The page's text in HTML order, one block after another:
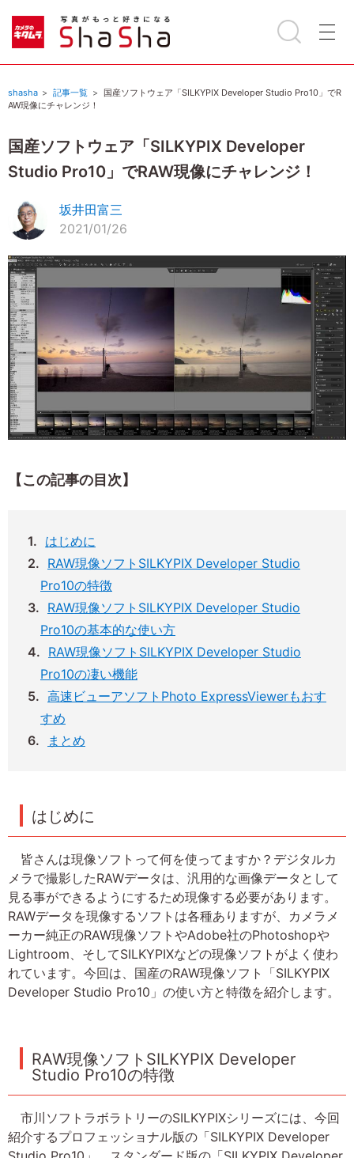
shasha 記事一覧
国産ソフトウェア「SILKYPIX Developer Studio Pro10」でR
AW現像にチャレンジ！
国産ソフトウェア「SILKYPIX Developer
Studio Pro10」でRAW現像にチャレンジ！
坂井田富三
2021/01/26
【この記事の目次】
はじめに
RAW現像ソフトSILKYPIX Developer Studio
Pro10の特徴
RAW現像ソフトSILKYPIX Developer Studio
Pro10の基本的な使い方
RAW現像ソフトSILKYPIX Developer Studio
Pro10の凄い機能
高速ビューアソフトPhoto ExpressViewerもおす
すめ
まとめ
はじめに
皆さんは現像ソフトって何を使ってますか？デジタルカ
メラで撮影したRAWデータは、汎用的な画像データとして
見る事ができるようにするため現像する必要があります。
RAWデータを現像するソフトは各種ありますが、カメラメ
ーカー純正のRAW現像ソフトやAdobe社のPhotoshopや
Lightroom、そしてSILKYPIXなどの現像ソフトがよく使わ
れています。今回は、国産のRAW現像ソフト「SILKYPIX
Developer Studio Pro10」の使い方と特徴を紹介します。
RAW現像ソフトSILKYPIX Developer
Studio Pro10の特徴
市川ソフトラボラトリーのSILKYPIXシリーズには、今回
紹介するプロフェッショナル版の「SILKYPIX Developer